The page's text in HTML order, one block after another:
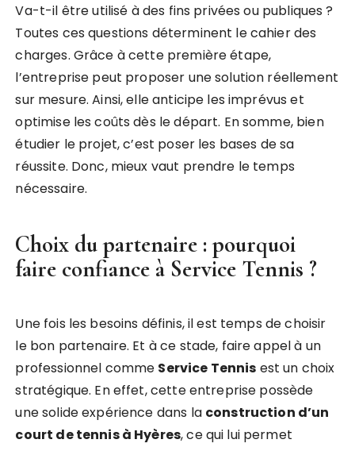
Va-t-il être utilisé à des fins privées ou publiques ?
Toutes ces questions déterminent le cahier des
charges. Grâce à cette première étape,
l’entreprise peut proposer une solution réellement
sur mesure. Ainsi, elle anticipe les imprévus et
optimise les coûts dès le départ. En somme, bien
étudier le projet, c’est poser les bases de sa
réussite. Donc, mieux vaut prendre le temps
nécessaire.
Choix du partenaire : pourquoi
faire confiance à Service Tennis ?
Une fois les besoins définis, il est temps de choisir
le bon partenaire. Et à ce stade, faire appel à un
professionnel comme Service Tennis est un choix
stratégique. En effet, cette entreprise possède
une solide expérience dans la construction d’un
court de tennis à Hyères, ce qui lui permet